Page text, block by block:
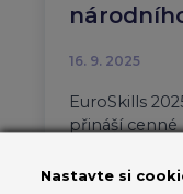
16. 9. 2025
EuroSkills
přináší cenné
EuroSkills
Nastavte si